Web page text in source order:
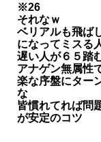
※26
それなｗ
ベリアルも飛ば
になってミスる
遅い人が６５踏
アナゲン無属性
楽な序盤にター
な
皆慣れてれば問
が安定のコツ